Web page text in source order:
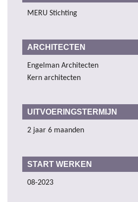
MERU Stichting
ARCHITECTEN
Engelman Architecten
Kern architecten
UITVOERINGSTERMIJN
2 jaar 6 maanden
START WERKEN
08-2023